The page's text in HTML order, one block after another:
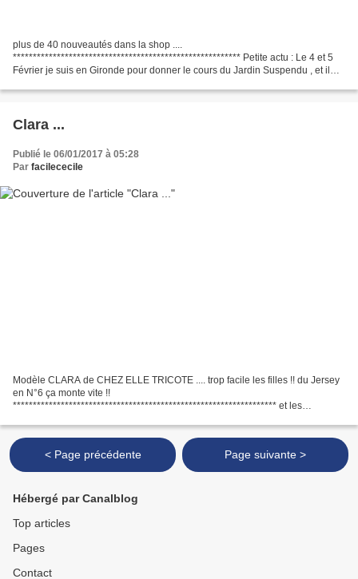
plus de 40 nouveautés dans la shop ....
********************************************************* Petite actu : Le 4 et 5
Février je suis en Gironde pour donner le cours du Jardin Suspendu , et il
Clara ...
Publié le 06/01/2017 à 05:28
Par facilececile
Modèle CLARA de CHEZ ELLE TRICOTE .... trop facile les filles !! du Jersey
en N°6 ça monte vite !!
****************************************************************** et les
Josse-Finetteloulou...
< Page précédente Page suivante >
Hébergé par Canalblog
Top articles
Pages
Contact